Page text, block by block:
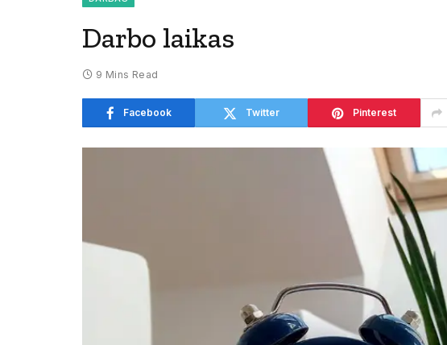
Darbo laikas
9 Mins Read
Facebook Twitter Pinterest